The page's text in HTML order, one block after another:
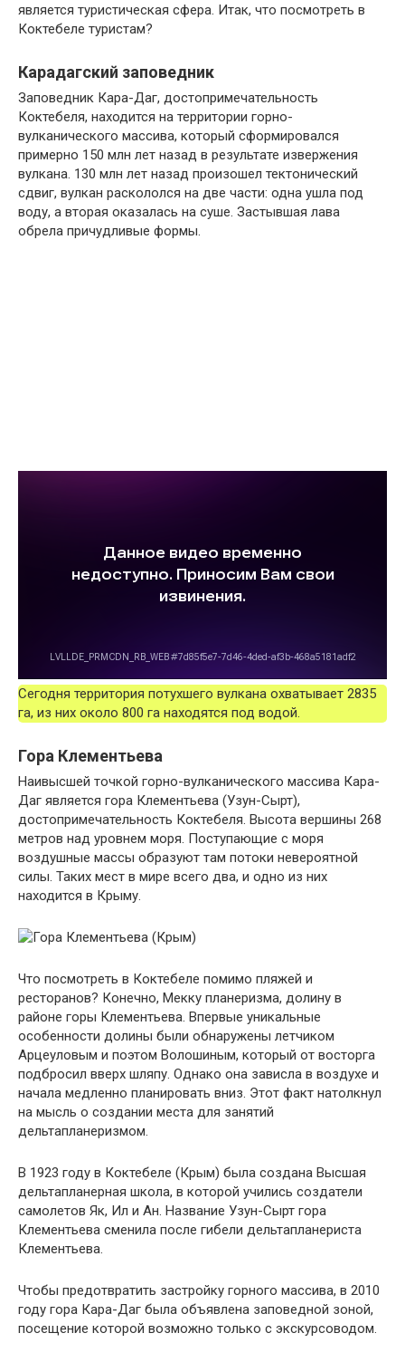
является туристическая сфера. Итак, что посмотреть в
Коктебеле туристам?
Карадагский заповедник
Заповедник Кара-Даг, достопримечательность
Коктебеля, находится на территории горно-
вулканического массива, который сформировался
примерно 150 млн лет назад в результате извержения
вулкана. 130 млн лет назад произошел тектонический
сдвиг, вулкан раскололся на две части: одна ушла под
воду, а вторая оказалась на суше. Застывшая лава
обрела причудливые формы.
Сегодня территория потухшего вулкана охватывает 2835
га, из них около 800 га находятся под водой.
Гора Клементьева
Наивысшей точкой горно-вулканического массива Кара-
Даг является гора Клементьева (Узун-Сырт),
достопримечательность Коктебеля. Высота вершины 268
метров над уровнем моря. Поступающие с моря
воздушные массы образуют там потоки невероятной
силы. Таких мест в мире всего два, и одно из них
находится в Крыму.
Что посмотреть в Коктебеле помимо пляжей и
ресторанов? Конечно, Мекку планеризма, долину в
районе горы Клементьева. Впервые уникальные
особенности долины были обнаружены летчиком
Арцеуловым и поэтом Волошиным, который от восторга
подбросил вверх шляпу. Однако она зависла в воздухе и
начала медленно планировать вниз. Этот факт натолкнул
на мысль о создании места для занятий
дельтапланеризмом.
В 1923 году в Коктебеле (Крым) была создана Высшая
дельтапланерная школа, в которой учились создатели
самолетов Як, Ил и Ан. Название Узун-Сырт гора
Клементьева сменила после гибели дельтапланериста
Клементьева.
Чтобы предотвратить застройку горного массива, в 2010
году гора Кара-Даг была объявлена заповедной зоной,
посещение которой возможно только с экскурсоводом.